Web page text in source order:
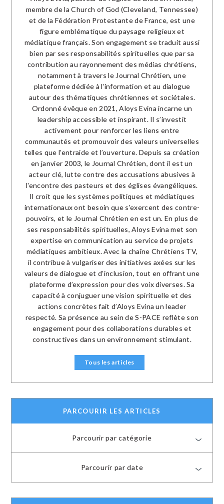
membre de la Church of God (Cleveland, Tennessee)
et de la Fédération Protestante de France, est une
figure emblématique du paysage religieux et
médiatique français. Son engagement se traduit aussi
bien par ses responsabilités spirituelles que par sa
contribution au rayonnement des médias chrétiens,
notamment à travers le Journal Chrétien, une
plateforme dédiée à l’information et au dialogue
autour des thématiques chrétiennes et sociétales.
Ordonné évêque en 2021, Aloys Evina incarne un
leadership accessible et inspirant. Il s’investit
activement pour renforcer les liens entre
communautés et promouvoir des valeurs universelles
telles que l’entraide et l’ouverture. Depuis sa création
en janvier 2003, le Journal Chrétien, dont il est un
acteur clé, lutte contre des accusations abusives à
l'encontre des pasteurs et des églises évangéliques.
Il croit que les systèmes politiques et médiatiques
internationaux ont besoin que s'exercent des contre-
pouvoirs, et le Journal Chrétien en est un. En plus de
ses responsabilités spirituelles, Aloys Evina met son
expertise en communication au service de projets
médiatiques ambitieux. Avec la chaîne Chrétiens TV,
il contribue à vulgariser des initiatives axées sur les
valeurs de dialogue et d’inclusion, tout en offrant une
plateforme d’expression pour des voix diverses. Sa
capacité à conjuguer une vision spirituelle et des
actions concrètes fait d’Aloys Evina un leader
respecté. Sa présence au sein de S-PACE reflète son
engagement pour des collaborations durables et
constructives dans un environnement stimulant.
Tous les articles
PARCOURIR LES ARTICLES
Parcourir par catégorie
Parcourir par date